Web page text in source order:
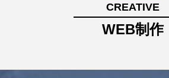
CREATIVE
WEB制作